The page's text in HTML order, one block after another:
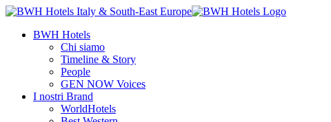
BWH Hotels
Chi siamo
Timeline & Story
People
GEN NOW Voices
I nostri Brand
WorldHotels